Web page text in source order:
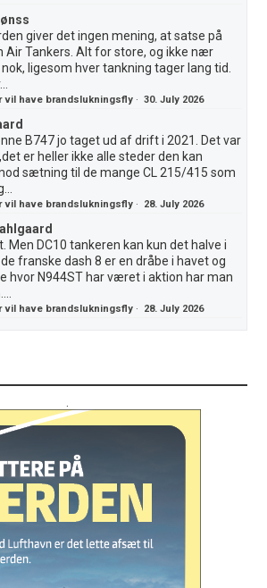
giver det ingen mening, at satse på
Air Tankers. Alt for store, og ikke nær
ligesom hver tankning tager lang tid.
vil have brandslukningsfly ·30. July 2026
B747 jo taget ud af drift i 2021. Det var
er heller ikke alle steder den kan
sætning til de mange CL 215/415 som
vil have brandslukningsfly · 28. July 2026
Men DC10 tankeren kan kun det halve i
franske dash 8 er en dråbe i havet og
hvor N944ST har været i aktion har man
vil have brandslukningsfly · 28. July 2026